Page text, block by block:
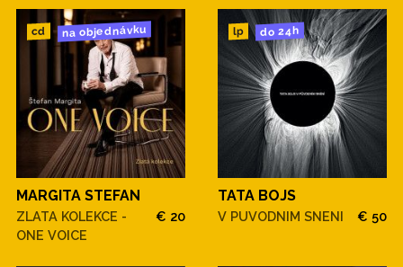
cd na objednávku
MARGITA STEFAN
ZLATA KOLEKCE -
ONE VOICE
€ 20
lp do 24h
TATA BOJS
V PUVODNIM SNENI € 50